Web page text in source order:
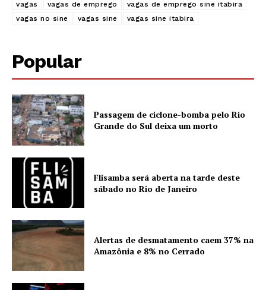
vagas vagas de emprego
vagas de emprego sine itabira
vagas no sine
vagas sine vagas sine itabira
Popular
Passagem de ciclone-bomba pelo Rio
Grande do Sul deixa um morto
Flisamba será aberta na tarde deste
sábado no Rio de Janeiro
Alertas de desmatamento caem 37% na
Amazônia e 8% no Cerrado